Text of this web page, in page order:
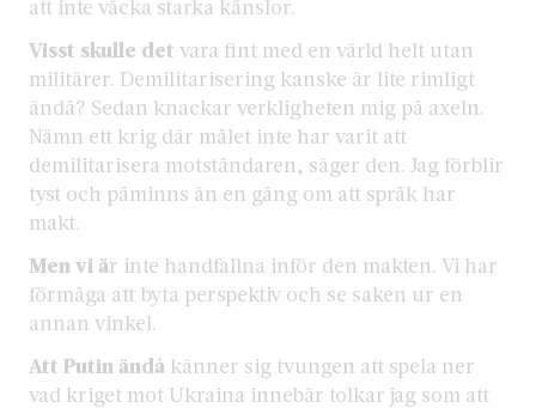
att inte väcka starka känslor.
Visst skulle det vara fint med en värld helt utan
militärer. Demilitarisering kanske är lite rimligt
ändå? Sedan knackar verkligheten mig på axeln.
Nämn ett krig där målet inte har varit att
demilitarisera motståndaren, säger den. Jag förblir
tyst och påminns än en gång om att språk har
makt.
Men vi är inte handfallna inför den makten. Vi har
förmåga att byta perspektiv och se saken ur en
annan vinkel.
Att Putin ändå känner sig tvungen att spela ner
vad kriget mot Ukraina innebär tolkar jag som att